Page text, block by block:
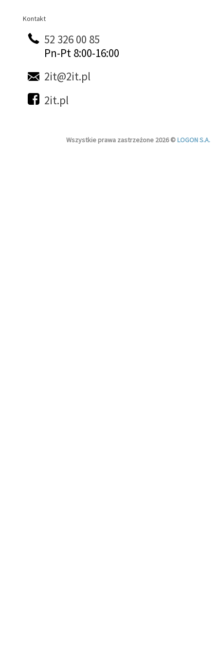
Kontakt
Kontakt
52 326 00 85
Pn-Pt 8:00-16:00
2it@2it.pl
2it.pl
Wszystkie prawa zastrzeżone 2026 ©LOGON S.A.